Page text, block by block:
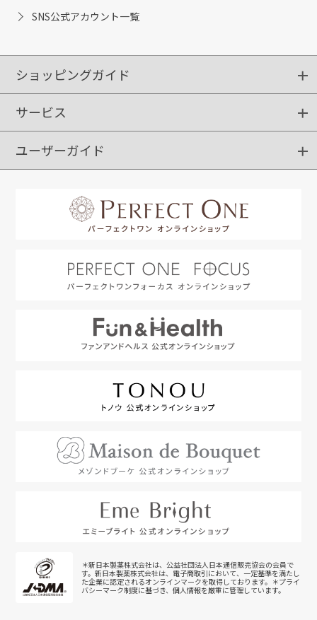
SNS公式アカウント一覧
ショッピングガイド
ショッピングガイド
ご注文方法
送料・配送
クーポンご利用方法
サービス
定期購入
ポイントサービス
お知らせメール
ユーザーガイド
＊新日本製薬株式会社は、公益社団法人日本通信販売協会の会員で
す。新日本製薬株式会社は、電子商取引において、一定基準を満たし
た企業に認定されるオンラインマークを取得しております。＊プライ
バシーマーク制度に基づき、個人情報を厳重に管理しています。